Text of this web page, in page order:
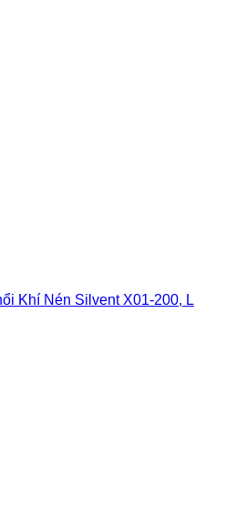
Khí Nén Silvent X01-200, L